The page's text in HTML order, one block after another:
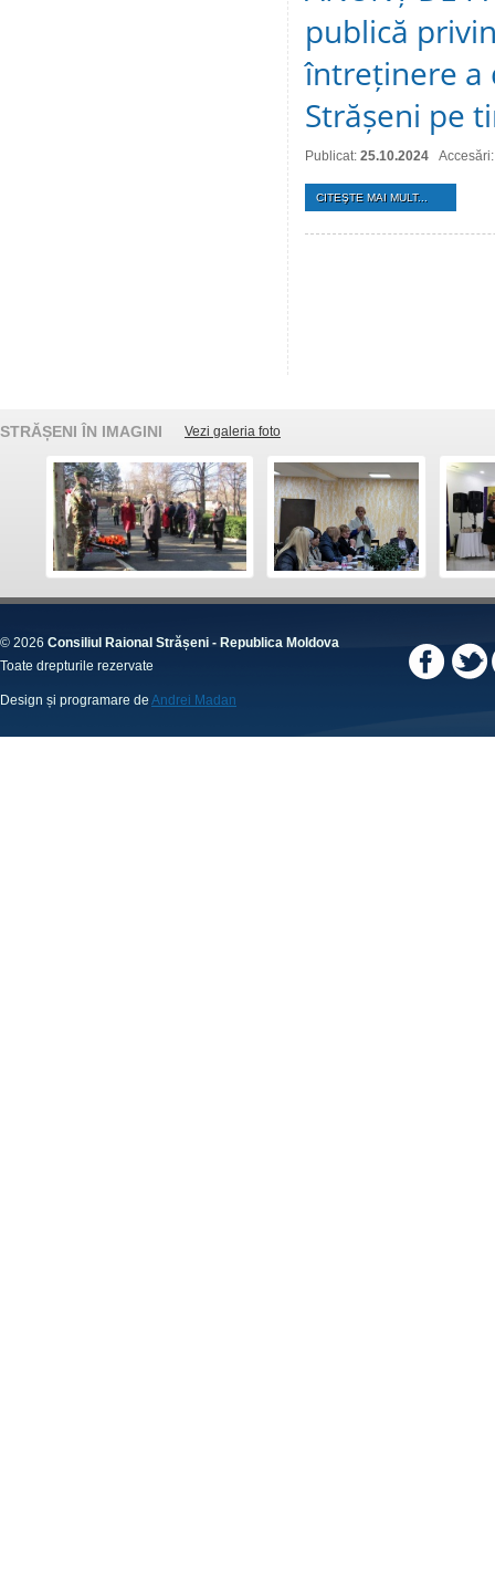
publică
întreținere a
Strășeni pe
Publicat: 25.10.2024
CITEŞTE MAI MULT...
STRĂȘENI ÎN IMAGINI Vezi galeria foto
© 2026 Consiliul Raional Strășeni - Republica Moldova
Toate drepturile rezervate
Design și programare de Andrei Madan